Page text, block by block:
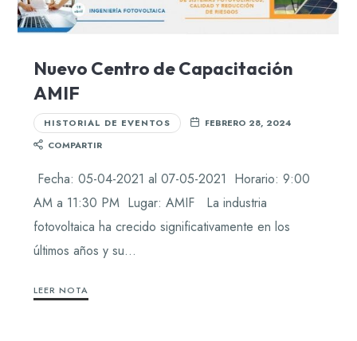
Nuevo Centro de Capacitación
AMIF
HISTORIAL DE EVENTOS
FEBRERO 28, 2024
COMPARTIR
Fecha: 05-04-2021 al 07-05-2021 Horario: 9:00
AM a 11:30 PM Lugar: AMIF La industria
fotovoltaica ha crecido significativamente en los
últimos años y su…
LEER NOTA